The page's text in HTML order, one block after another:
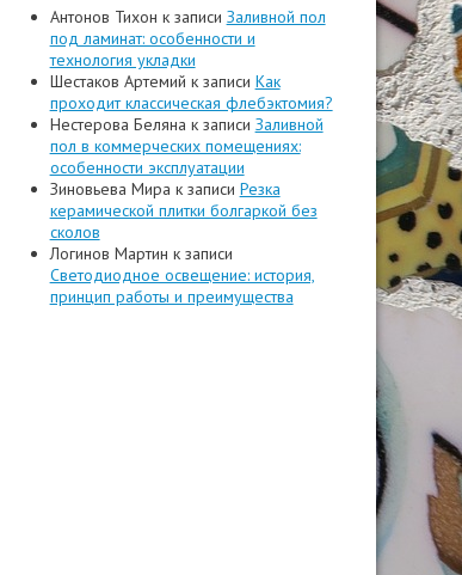
Антонов Тихон к записи Заливной пол
под ламинат: особенности и
технология укладки
Шестаков Артемий к записи Как
проходит классическая флебэктомия?
Нестерова Беляна к записи Заливной
пол в коммерческих помещениях:
особенности эксплуатации
Зиновьева Мира к записи Резка
керамической плитки болгаркой без
сколов
Логинов Мартин к записи
Светодиодное освещение: история,
принцип работы и преимущества